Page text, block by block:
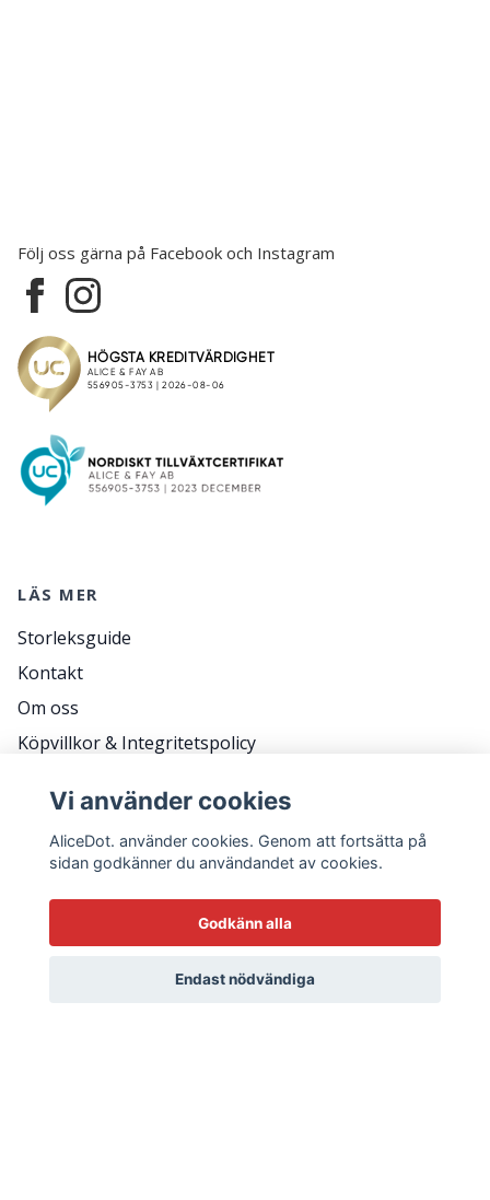
Följ oss gärna på Facebook och Instagram
LÄS MER
Storleksguide
Kontakt
Om oss
Köpvillkor & Integritetspolicy
Frågor & svar
HÅLL KONTAKT FÖR KAMPANJER, TIPS OCH ATT
KOMMA BACK STAGE.
Vi använder cookies
AliceDot. använder cookies. Genom att fortsätta på
sidan godkänner du användandet av cookies.
Godkänn alla
Endast nödvändiga